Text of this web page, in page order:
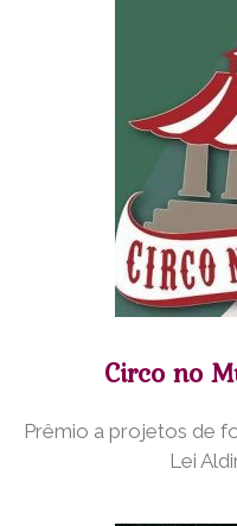
Circo no
Prêmio a projetos de
Lei